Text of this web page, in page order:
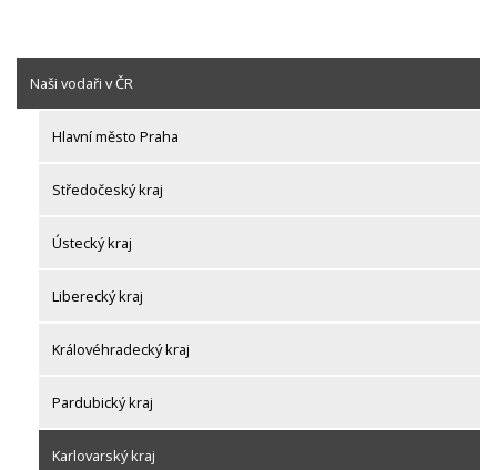
Naši vodaři v ČR
Hlavní město Praha
Středočeský kraj
Ústecký kraj
Liberecký kraj
Královéhradecký kraj
Pardubický kraj
Karlovarský kraj